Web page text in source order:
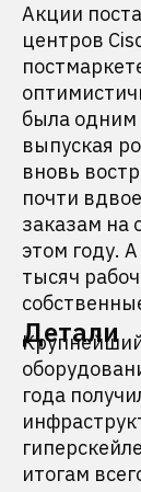
Акции
центров
была одним
выпуская
вновь
почти
заказам на
этом году.
тысяч
Детали
года
итогам